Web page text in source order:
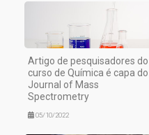
Artigo de pesquisadores do
curso de Química é capa do
Journal of Mass
Spectrometry
05/10/2022